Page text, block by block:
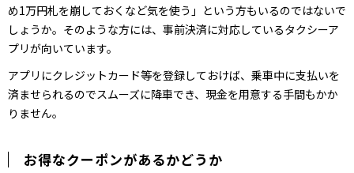
め1万円札を崩しておくなど気を使う」という方もいるのではないで
しょうか。そのような方には、事前決済に対応しているタクシーア
プリが向いています。
アプリにクレジットカード等を登録しておけば、乗車中に支払いを
済ませられるのでスムーズに降車でき、現金を用意する手間もかか
りません。
お得なクーポンがあるかどうか